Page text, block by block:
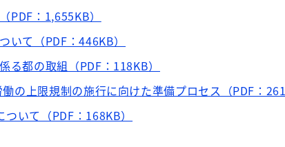
PDF：1,655KB）
いて（PDF：446KB）
る都の取組（PDF：118KB）
の上限規制の施行に向けた準備プロセス（PDF：
いて（PDF：168KB）